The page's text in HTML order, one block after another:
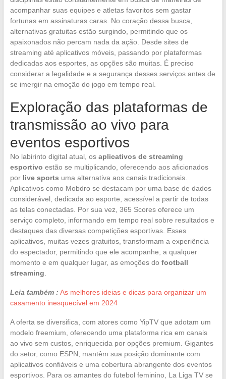
acompanhar suas equipes e atletas favoritos sem gastar
fortunas em assinaturas caras. No coração dessa busca,
alternativas gratuitas estão surgindo, permitindo que os
apaixonados não percam nada da ação. Desde sites de
streaming até aplicativos móveis, passando por plataformas
dedicadas aos esportes, as opções são muitas. É preciso
considerar a legalidade e a segurança desses serviços antes de
se imergir na emoção do jogo em tempo real.
Exploração das plataformas de
transmissão ao vivo para
eventos esportivos
No labirinto digital atual, os aplicativos de streaming
esportivo estão se multiplicando, oferecendo aos aficionados
por live sports uma alternativa aos canais tradicionais.
Aplicativos como Mobdro se destacam por uma base de dados
considerável, dedicada ao esporte, acessível a partir de todas
as telas conectadas. Por sua vez, 365 Scores oferece um
serviço completo, informando em tempo real sobre resultados e
destaques das diversas competições esportivas. Esses
aplicativos, muitas vezes gratuitos, transformam a experiência
do espectador, permitindo que ele acompanhe, a qualquer
momento e em qualquer lugar, as emoções do football
streaming
Leia também : As melhores ideias e dicas para organizar um
casamento inesquecível em 2024
A oferta se diversifica, com atores como YipTV que adotam um
modelo freemium, oferecendo uma plataforma rica em canais
ao vivo sem custos, enriquecida por opções premium. Gigantes
do setor, como ESPN, mantêm sua posição dominante com
aplicativos confiáveis e uma cobertura abrangente dos eventos
esportivos. Para os amantes do futebol feminino, La Liga TV se